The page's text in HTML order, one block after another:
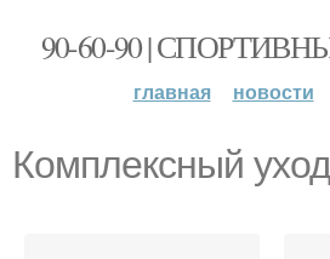
90-60-90 |
главная новости
Комплексный уход